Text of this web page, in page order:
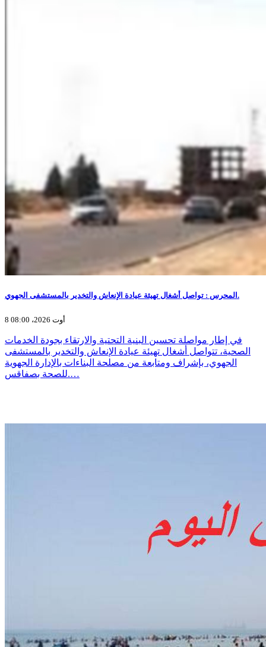
المحرس : تواصل أشغال تهيئة عيادة الإنعاش والتخدير بالمستشفى الجهوي.
8 أوت 2026، 08:00
في إطار مواصلة تحسين البنية التحتية والارتقاء بجودة الخدمات
الصحية، تتواصل أشغال تهيئة عيادة الإنعاش والتخدير بالمستشفى
الجهوي، بإشراف ومتابعة من مصلحة البناءات بالإدارة الجهوية
للصحة بصفاقس.…